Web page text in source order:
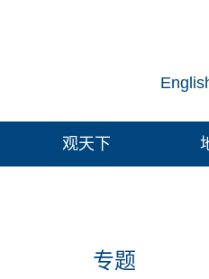
观天下
专题